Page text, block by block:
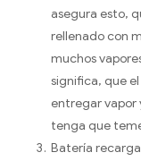
asegura esto,
rellenado con
muchos
significa, que
entregar vapor
tenga que
Batería